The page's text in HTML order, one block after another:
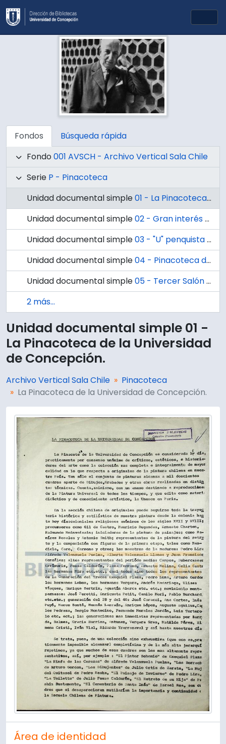
Skip to main content
Fondos
Búsqueda rápida
Fondo 001 AVSCH - Archivo Vertical Sala Chile
Serie P - Pinacoteca
Unidad documental simple01 - La Pinacoteca de la Universidad de Concepción.
Unidad documental simple02 - Gran interés despierta en Santiago exposición de pintura chilena de la Pinacoteca de la Universidad de Concepción.
Unidad documental simple03 - "U" penquista recepcionará obras para Tercera Bienal Internacional de Arte.
Unidad documental simple04 - Pinacoteca de la U. de Concepción
Unidad documental simple05 - Tercer Salón Sur Nacional de Arte, Pintura y Grabado.
2 más...
Unidad documental simple 01 -
La Pinacoteca de la Universidad
de Concepción.
Archivo Vertical Sala Chile
Pinacoteca
La Pinacoteca de la Universidad de Concepción.
Área de identidad